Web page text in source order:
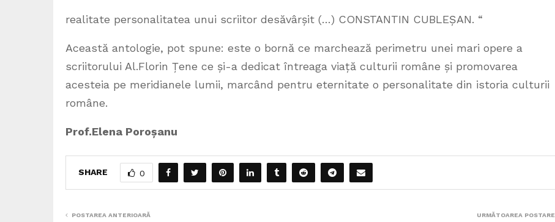
realitate personalitatea unui scriitor desăvârșit (…) CONSTANTIN CUBLEȘAN. “
Această antologie, pot spune: este o bornă ce marchează perimetru unei mari opere a
scriitorului Al.Florin Țene ce și-a dedicat întreaga viață culturii române și promovarea
acesteia pe meridianele lumii, marcând pentru eternitate o personalitate din istoria culturii
române.
Prof.Elena Poroșanu
SHARE 0
POSTAREA ANTERIOARĂ URMĂTOAREA POSTARE